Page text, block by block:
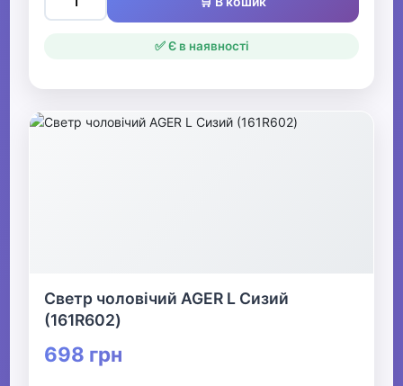
✅ Є в наявності
Светр чоловічий AGER L Сизий
(161R602)
698 грн